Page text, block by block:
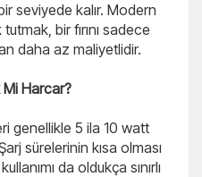
seviyede kalır. Modern
bir fırını sadece
daha az maliyetlidir.
Mi Harcar?
genellikle 5 ila 10 watt
sürelerinin kısa olması
da oldukça sınırlı